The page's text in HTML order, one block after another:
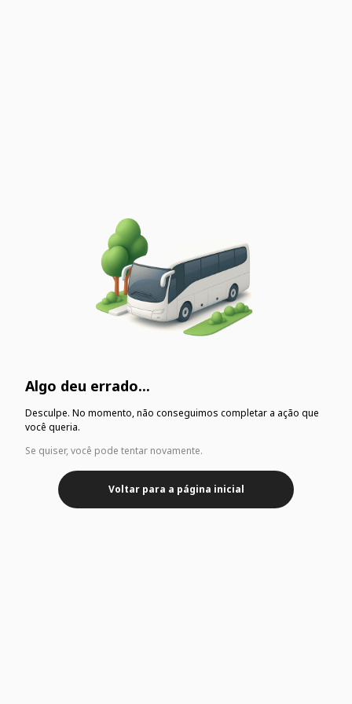
Algo deu errado...
Desculpe. No momento, não conseguimos completar a ação que
você queria.
Se quiser, você pode tentar novamente.
Voltar para a página inicial